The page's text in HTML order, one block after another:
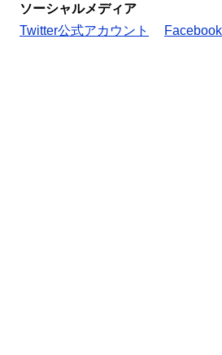
ソーシャルメディア
Twitter公式アカウント